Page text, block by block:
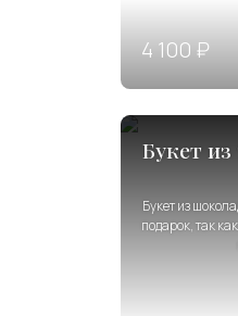
4 100 ₽
Букет
Букет из
подарок, так